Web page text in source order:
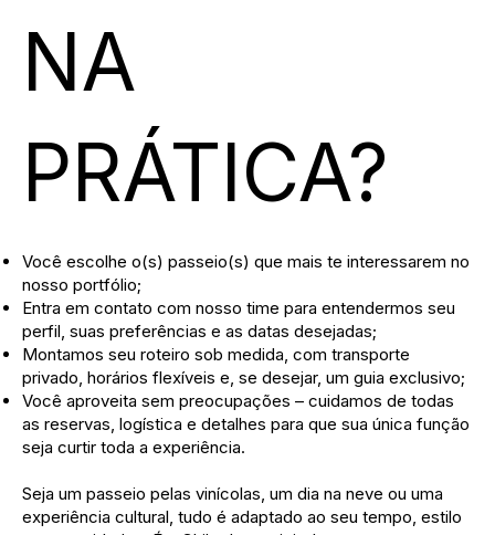
NA
PRÁTICA?
Você escolhe o(s) passeio(s) que mais te interessarem no
nosso portfólio;
Entra em contato com nosso time para entendermos seu
perfil, suas preferências e as datas desejadas;
Montamos seu roteiro sob medida, com transporte
privado, horários flexíveis e, se desejar, um guia exclusivo;
Você aproveita sem preocupações – cuidamos de todas
as reservas, logística e detalhes para que sua única função
seja curtir toda a experiência.
Seja um passeio pelas vinícolas, um dia na neve ou uma
experiência cultural, tudo é adaptado ao seu tempo, estilo